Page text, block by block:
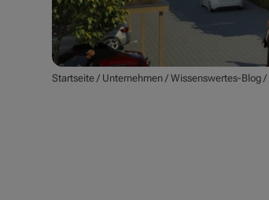
Startseite / Unternehmen /Wissenswertes-Blog /